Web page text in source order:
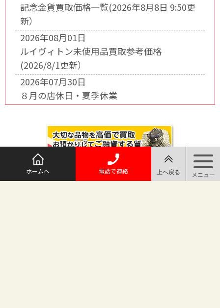
記念金貨買取価格一覧(2026年8月8日 9:50更
新）
2026年08月01日
ルイヴィトン未使用品買取参考価格
(2026/8/1更新）
2026年07月30日
８月の店休日・夏季休業
ホームへ 電話で連絡